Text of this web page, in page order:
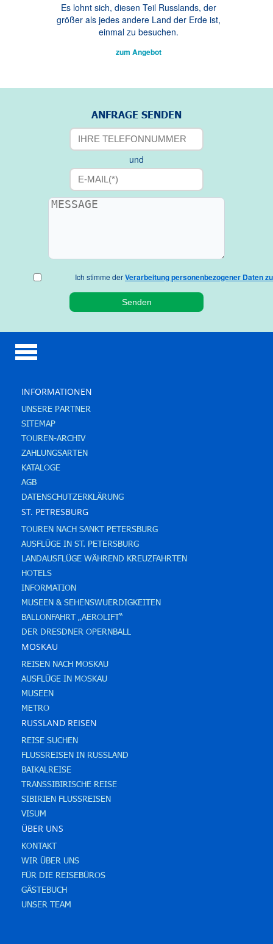
Es lohnt sich, diesen Teil Russlands, der
größer als jedes andere Land der Erde ist,
einmal zu besuchen.
zum Angebot
ANFRAGE SENDEN
und
Ich stimme derVerarbeitung personenbezogener Daten zu
INFORMATIONEN
UNSERE PARTNER
SITEMAP
TOUREN-ARCHIV
ZAHLUNGSARTEN
KATALOGE
AGB
DATENSCHUTZERKLÄRUNG
ST. PETRESBURG
TOUREN NACH SANKT PETERSBURG
AUSFLÜGE IN ST. PETERSBURG
LANDAUSFLÜGE WÄHREND KREUZFAHRTEN
HOTELS
INFORMATION
MUSEEN & SEHENSWUERDIGKEITEN
BALLONFAHRT „AEROLIFT“
DER DRESDNER OPERNBALL
MOSKAU
REISEN NACH MOSKAU
AUSFLÜGE IN MOSKAU
MUSEEN
METRO
RUSSLAND REISEN
REISE SUCHEN
FLUSSREISEN IN RUSSLAND
BAIKALREISE
TRANSSIBIRISCHE REISE
SIBIRIEN FLUSSREISEN
VISUM
ÜBER UNS
KONTAKT
WIR ÜBER UNS
FÜR DIE REISEBÜROS
GÄSTEBUCH
UNSER TEAM